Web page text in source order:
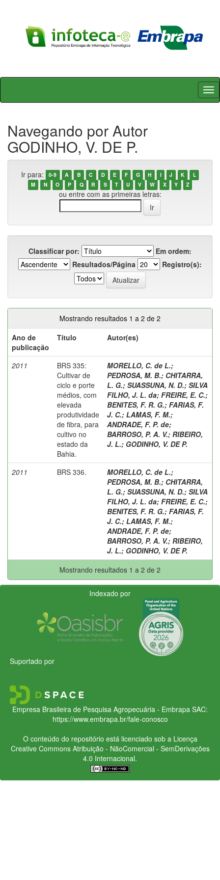
Skip
Navegando por Autor
GODINHO, V. DE P.
Ir para: 0-9 A B C D E F G H I J K
L
M
N O P Q R S T U V W X Y Z
ou entre com as primeiras letras:
Classificar por:
Em ordem:
Resultados/Página
Registro(s):
Mostrando resultados 1 a 2 de 2
Ano de
publicação
Título Autor(es)
2011
BRS 335:
Cultivar de
ciclo e porte
médios, com
elevada
produtividade
de fibra, para
cultivo no
estado da
Bahia.
MORELLO, C. de L.;
PEDROSA, M. B.; CHITARRA,
L. G.; SUASSUNA, N. D.; SILVA
FILHO, J. L. da; FREIRE, E. C.;
BENITES, F. R. G.; FARIAS, F.
J. C.; LAMAS, F. M.;
ANDRADE, F. P. de;
BARROSO, P. A. V.; RIBEIRO,
J. L.; GODINHO, V. DE P.
2011 BRS 336. MORELLO, C. de L.;
PEDROSA, M. B.; CHITARRA,
L. G.; SUASSUNA, N. D.; SILVA
FILHO, J. L. da; FREIRE, E. C.;
BENITES, F. R. G.; FARIAS, F.
J. C.; LAMAS, F. M.;
ANDRADE, F. P. de;
BARROSO, P. A. V.; RIBEIRO,
J. L.; GODINHO, V. DE P.
Mostrando resultados 1 a 2 de 2
Indexado por
Suportado por
Empresa Brasileira de Pesquisa Agropecuária - Embrapa SAC:
https://www.embrapa.br/fale-conosco
O conteúdo do repositório está licenciado sob a Licença
Creative CommonsAtribuição - NãoComercial - SemDerivações
4.0 Internacional.